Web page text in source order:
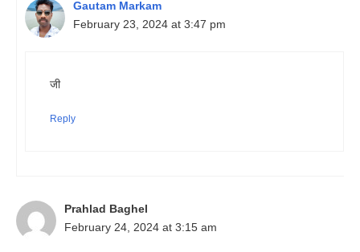
Gautam Markam
February 23, 2024 at 3:47 pm
जी
Reply
Prahlad Baghel
February 24, 2024 at 3:15 am